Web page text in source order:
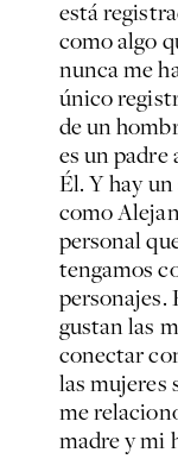
está
como algo
nunca me
único
de un
es un padre
Él. Y hay
como
personal
tengamos
personajes.
gustan las
conectar
las mujeres
me
madre y mi